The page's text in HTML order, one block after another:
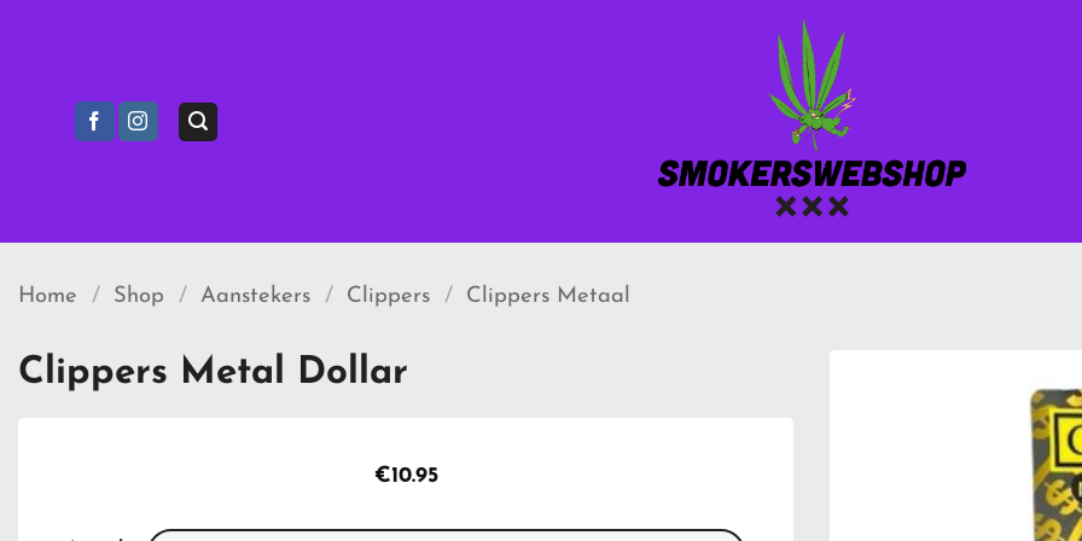
Home / Shop / Aanstekers / Clippers / Clippers Metaal
Clippers Metal Dollar
€10.95